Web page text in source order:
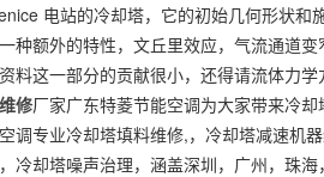
电站的冷却塔，它的初始几何形状和施
额外的特性，文丘里效应，气流通道变
料这一部分的贡献很小，还得请流体力学
修厂家广东特菱节能空调为大家带来冷
调专业冷却塔填料维修,，冷却塔减速机
冷却塔噪声治理，涵盖深圳，广州，珠